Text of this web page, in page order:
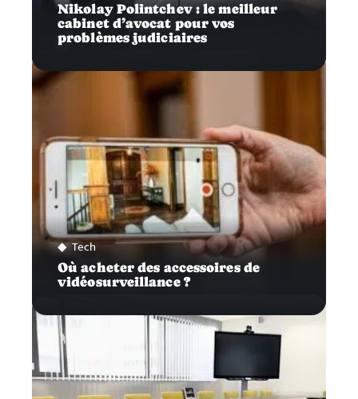
Nikolay Polintchev : le meilleur
cabinet d’avocat pour vos
problèmes judiciaires
Tech
Où acheter des accessoires de
vidéosurveillance ?